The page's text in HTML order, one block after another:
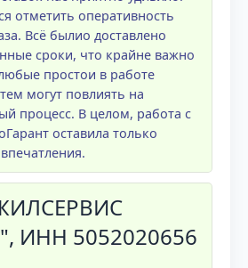
отметить оперативность
Всё былио доставлено
сроки, что крайне важно
простои в работе
могут повлиять на
процесс. В целом, работа с
оставила только
ИНН 5052020656